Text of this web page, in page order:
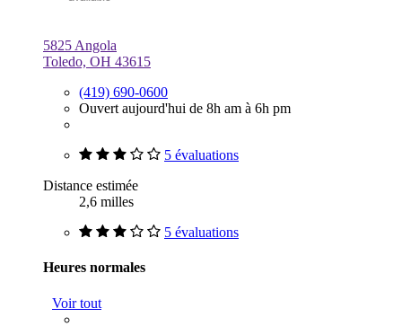
5825 Angola
Toledo, OH 43615
(419) 690-0600
Ouvert aujourd'hui de 8h am à 6h pm
5 évaluations
Distance estimée
2,6 milles
5 évaluations
Heures normales
Voir tout